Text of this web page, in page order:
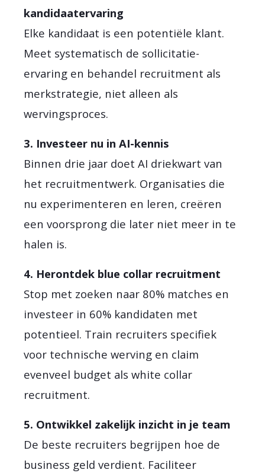
kandidaatervaring
Elke kandidaat is een potentiële klant.
Meet systematisch de sollicitatie-
ervaring en behandel recruitment als
merkstrategie, niet alleen als
wervingsproces.
3. Investeer nu in AI-kennis
Binnen drie jaar doet AI driekwart van
het recruitmentwerk. Organisaties die
nu experimenteren en leren, creëren
een voorsprong die later niet meer in te
halen is.
4. Herontdek blue collar recruitment
Stop met zoeken naar 80% matches en
investeer in 60% kandidaten met
potentieel. Train recruiters specifiek
voor technische werving en claim
evenveel budget als white collar
recruitment.
5. Ontwikkel zakelijk inzicht in je team
De beste recruiters begrijpen hoe de
business geld verdient. Faciliteer